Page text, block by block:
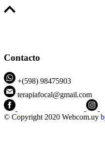
Contacto
+(598) 98475903
terapiafocal@gmail.com
© Copyright 2020 Webcom.uy